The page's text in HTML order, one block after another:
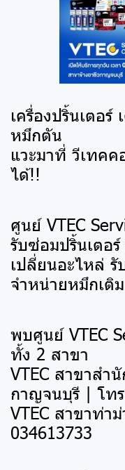
เครื่องปริ้นเตอ
หมึกตัน
แวะมาที่ วีเทค
ได้!!
ศูนย์ VTEC
รับซ่อมปริ้นเตอ
เปลี่ยนอะไหล่
จำหน่ายหมึกเ
พบศูนย์ VTEC
ทั้ง 2 สาขา
VTEC สาขาสำ
กาญจนบุรี | โท
VTEC สาขาท่า
034613733